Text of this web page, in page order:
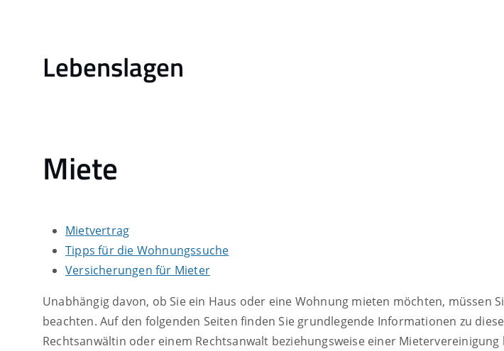
Lebenslagen
Miete
Mietvertrag
Tipps für die Wohnungssuche
Versicherungen für Mieter
Unabhängig davon, ob Sie ein Haus oder eine Wohnung mieten möchten, müssen
beachten. Auf den folgenden Seiten finden Sie grundlegende Informationen zu
Rechtsanwältin oder einem Rechtsanwalt beziehungsweise einer Mietervereinigung